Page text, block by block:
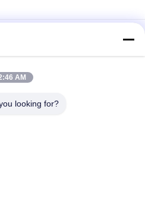
टिपिंग Z बाल्टी लिफ्ट कन्वेयर
कैंडी पैकेजिंग लिफ्टिंग मशीन
चेन बकेट लिफ्ट अनाज अयस्क के लिए
AM
looking for?